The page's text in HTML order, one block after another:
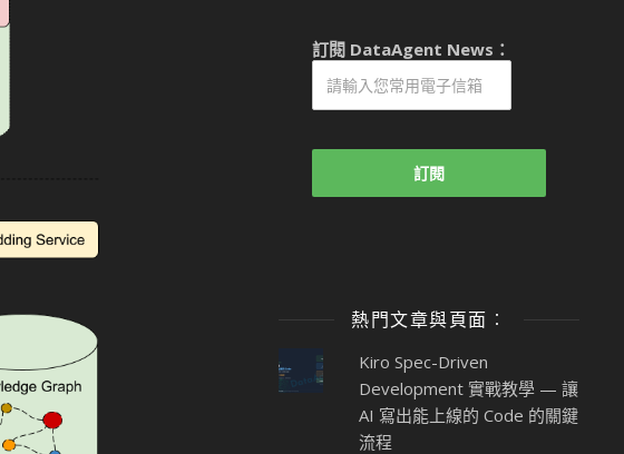
訂閱 DataAgent News：
熱門文章與頁面︰
Kiro Spec-Driven
Development 實戰教學 — 讓
AI 寫出能上線的 Code 的關鍵
流程